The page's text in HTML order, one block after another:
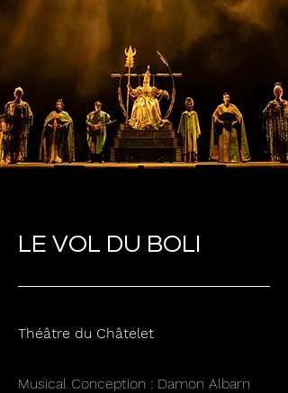
LE VOL DU BOLI
Théâtre du Châtelet
Musical Conception : Damon Albarn